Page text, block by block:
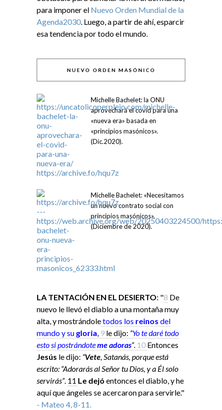
para imponer el Nuevo Orden Mundial de la
Agenda2030. Luego, a partir de ahí, esparcir
esa tendencia por todo el mundo.
NUEVO ORDEN MASÓNICO
Michelle Bachelet: la ONU
aprovechará el covid para una
«nueva era» basada en
«principios masónicos».
(Dic.2020).
Michelle Bachelet: «Necesitamos
un nuevo contrato social con
principios masónicos».
(Diciembre de 2020).
LA TENTACIÓN EN EL DESIERTO: "8 De
nuevo le llevó el diablo a una montaña muy
alta, y mostrándoletodos los reinos del
mundo y su gloria, 9 le dijo: “Yote daré todo
esto sipostrándoteme adoras”. 10 Entonces
Jesús le dijo: “Vete, Satanás, porque está
escrito: “Adorarás al Señor tu Dios, y a Él solo
servirás”. 11 Le dejó entonces el diablo, y he
aquí que ángeles se acercaron para servirle."
- Mateo 4, 8-11.